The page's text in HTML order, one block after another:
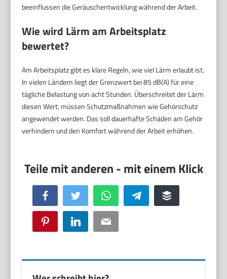
beeinflussen die Geräuschentwicklung während der Arbeit.
Wie wird Lärm am Arbeitsplatz
bewertet?
Am Arbeitsplatz gibt es klare Regeln, wie viel Lärm erlaubt ist.
In vielen Ländern liegt der Grenzwert bei 85 dB(A) für eine
tägliche Belastung von acht Stunden. Überschreitet der Lärm
diesen Wert, müssen Schutzmaßnahmen wie Gehörschutz
angewendet werden. Das soll dauerhafte Schäden am Gehör
verhindern und den Komfort während der Arbeit erhöhen.
Facebook Twitter WhatsApp Telegram Buffer
Pinterest LinkedIn Email